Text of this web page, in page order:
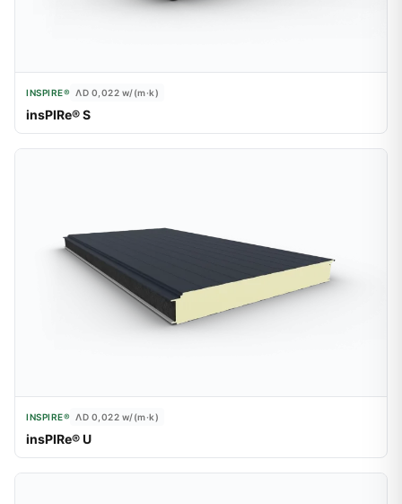
INSPIRE® ΛD 0,022 w/(m·k)
insPIRe® S
INSPIRE® ΛD 0,022 w/(m·k)
insPIRe® U